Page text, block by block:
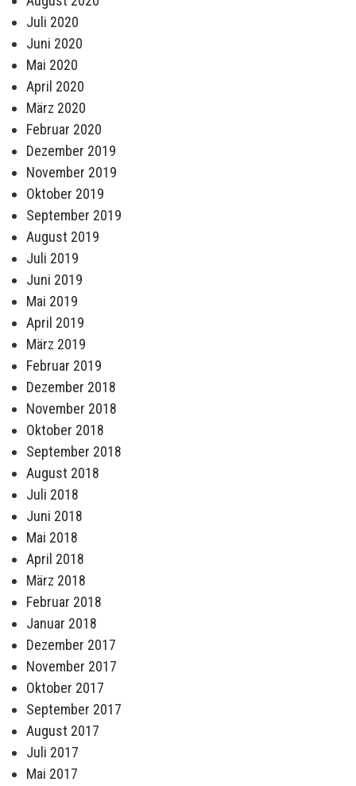
Juli 2020
Juni 2020
Mai 2020
April 2020
März 2020
Februar 2020
Dezember 2019
November 2019
Oktober 2019
September 2019
August 2019
Juli 2019
Juni 2019
Mai 2019
April 2019
März 2019
Februar 2019
Dezember 2018
November 2018
Oktober 2018
September 2018
August 2018
Juli 2018
Juni 2018
Mai 2018
April 2018
März 2018
Februar 2018
Januar 2018
Dezember 2017
November 2017
Oktober 2017
September 2017
August 2017
Juli 2017
Mai 2017